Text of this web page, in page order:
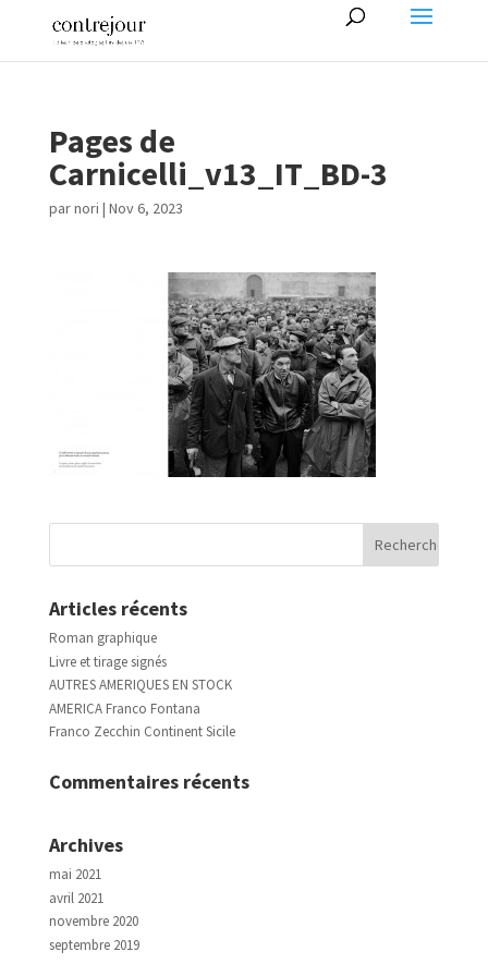
Pages de
Carnicelli_v13_IT_BD-3
parnori | Nov 6, 2023
Articles récents
Roman graphique
Livre et tirage signés
AUTRES AMERIQUES EN STOCK
AMERICA Franco Fontana
Franco Zecchin Continent Sicile
Commentaires récents
Archives
mai 2021
avril 2021
novembre 2020
septembre 2019